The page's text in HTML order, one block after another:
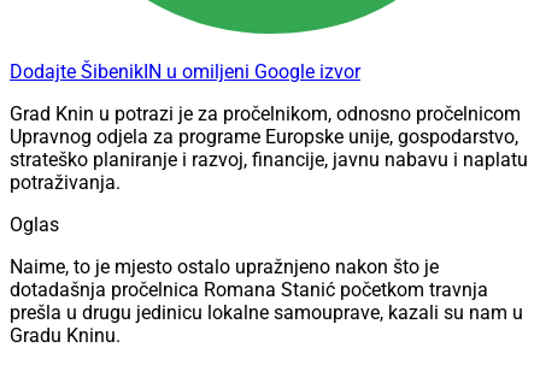
Dodajte ŠibenikIN u omiljeni Google izvor
Grad Knin u potrazi je za pročelnikom, odnosno pročelnicom
Upravnog odjela za programe Europske unije, gospodarstvo,
strateško planiranje i razvoj, financije, javnu nabavu i naplatu
potraživanja.
Oglas
Naime, to je mjesto ostalo upražnjeno nakon što je
dotadašnja pročelnica Romana Stanić početkom travnja
prešla u drugu jedinicu lokalne samouprave, kazali su nam u
Gradu Kninu.